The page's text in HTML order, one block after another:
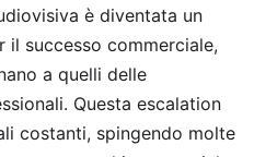
è diventata un
il successo commerciale,
a quelli delle
Questa escalation
costanti, spingendo molte